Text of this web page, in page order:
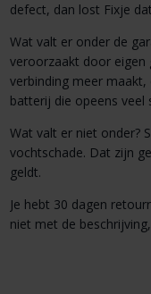
defect, dan lost Fixje
Wat valt er onder de
veroorzaakt door eigen
verbinding meer
batterij die opeens veel
Wat valt er niet onder?
vochtschade. Dat zijn
geldt.
Je hebt 30 dagen
niet met de